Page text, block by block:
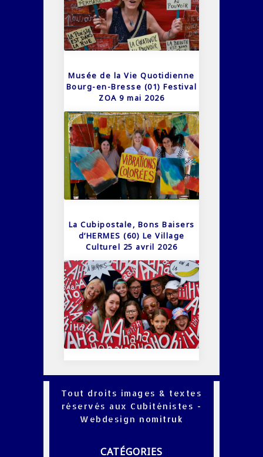
Musée de la Vie Quotidienne
Bourg-en-Bresse (01) Festival
ZOA 9 mai 2026
La Cubipostale, Bons Baisers
d’HERMES (60) Le Village
Culturel 25 avril 2026
Tout droits images & textes
réservés aux Cubiténistes -
Webdesign nomitruk
CATÉGORIES